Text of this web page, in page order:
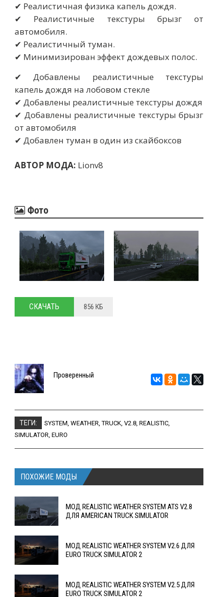
✔ Реалистичная физика капель дождя.
✔ Реалистичные текстуры брызг от
автомобиля.
✔ Реалистичный туман.
✔ Минимизирован эффект дождевых полос.
✔ Добавлены реалистичные текстуры
капель дождя на лобовом стекле
✔ Добавлены реалистичные текстуры дождя
✔ Добавлены реалистичные текстуры брызг
от автомобиля
✔ Добавлен туман в один из скайбоксов
АВТОР МОДА: Lionv8
Фото
СКАЧАТЬ 856 КБ
Проверенный
ТЕГИ: SYSTEM, WEATHER,TRUCK, V2.8, REALISTIC,
SIMULATOR, EURO
ПОХОЖИЕ МОДЫ
МОД REALISTIC WEATHER SYSTEM ATS V2.8
ДЛЯ AMERICAN TRUCK SIMULATOR
МОД REALISTIC WEATHER SYSTEM V2.6 ДЛЯ
EURO TRUCK SIMULATOR 2
МОД REALISTIC WEATHER SYSTEM V2.5 ДЛЯ
EURO TRUCK SIMULATOR 2